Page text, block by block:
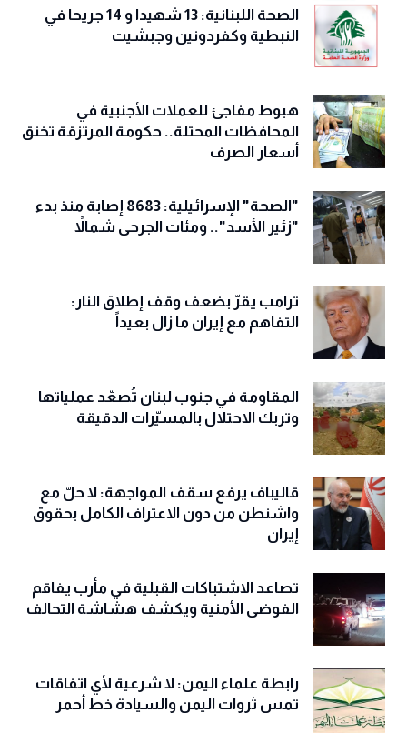
الصحة اللبنانية: 13 شهيدا و 14 جريحا في
النبطية وكفردونين وجبشيت
هبوط مفاجئ للعملات الأجنبية في
المحافظات المحتلة.. حكومة المرتزقة تخنق
أسعار الصرف
"الصحة" الإسرائيلية: 8683 إصابة منذ بدء
"زئير الأسد".. ومئات الجرحى شمالاً
ترامب يقرّ بضعف وقف إطلاق النار:
التفاهم مع إيران ما زال بعيداً
المقاومة في جنوب لبنان تُصعّد عملياتها
وتربك الاحتلال بالمسيّرات الدقيقة
قاليباف يرفع سقف المواجهة: لا حلّ مع
واشنطن من دون الاعتراف الكامل بحقوق
إيران
تصاعد الاشتباكات القبلية في مأرب يفاقم
الفوضى الأمنية ويكشف هشاشة التحالف
رابطة علماء اليمن: لا شرعية لأي اتفاقات
تمس ثروات اليمن والسيادة خط أحمر